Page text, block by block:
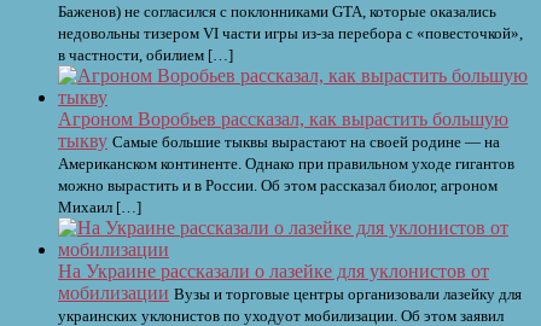
Баженов) не согласился с поклонниками GTA, которые оказались
недовольны тизером VI части игры из-за перебора с «повесточкой»,
в частности, обилием […]
Агроном Воробьев рассказал, как вырастить большую
тыкву Самые большие тыквы вырастают на своей родине — на
Американском континенте. Однако при правильном уходе гигантов
можно вырастить и в России. Об этом рассказал биолог, агроном
Михаил […]
На Украине рассказали о лазейке для уклонистов от
мобилизации Вузы и торговые центры организовали лазейку для
украинских уклонистов по уходуот мобилизации. Об этом заявил